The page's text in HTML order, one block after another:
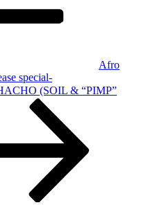
Afro
special-
(SOIL & “PIMP”